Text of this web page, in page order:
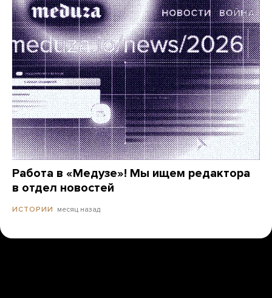
Работа в «Медузе»! Мы ищем редактора
в отдел новостей
ИСТОРИИ месяц назад